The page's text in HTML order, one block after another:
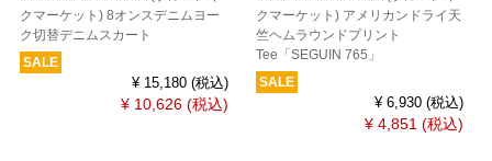
クマーケット) 8オンスデニムヨー
ク切替デニムスカート
SALE
¥ 15,180 (税込)
¥ 10,626 (税込)
クマーケット) アメリカンドライ天
竺ヘムラウンドプリント
Tee「SEGUIN 765」
SALE
¥ 6,930(税込)
¥ 4,851(税込)